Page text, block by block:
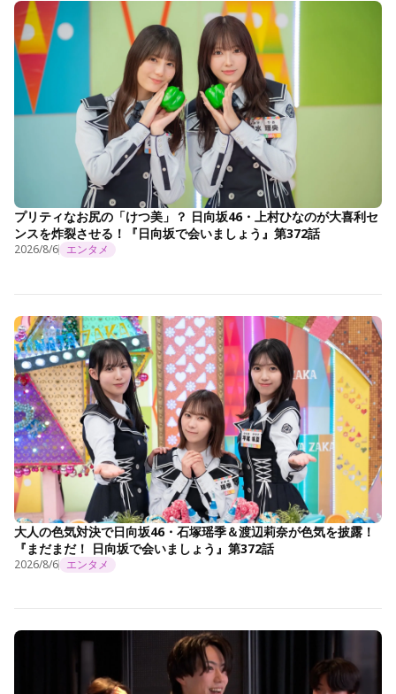
プリティなお尻の「けつ美」？ 日向坂46・上村ひなのが大喜利セ
ンスを炸裂させる！『日向坂で会いましょう』第372話
2026/8/6 エンタメ
大人の色気対決で日向坂46・石塚瑶季＆渡辺莉奈が色気を披露！
『まだまだ！ 日向坂で会いましょう』第372話
2026/8/6 エンタメ